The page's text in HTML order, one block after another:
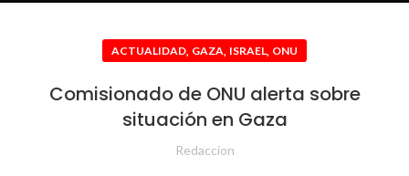
ACTUALIDAD, GAZA, ISRAEL, ONU
Comisionado de ONU alerta sobre
situación en Gaza
Redaccion